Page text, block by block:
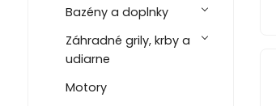
Bazény a doplnky
Záhradné grily, krby a
udiarne
Motory